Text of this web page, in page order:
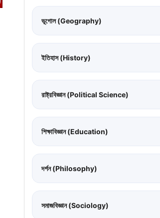
ভূগোল (Geography)
ইতিহাস (History)
রাষ্ট্রবিজ্ঞান (Political Science)
শিক্ষাবিজ্ঞান (Education)
দর্শন (Philosophy)
সমাজবিজ্ঞান (Sociology)